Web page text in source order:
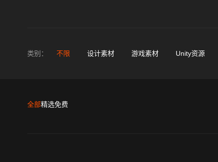
类别： 不限 设计素材 游戏素材 Unity资源
全部精选免费